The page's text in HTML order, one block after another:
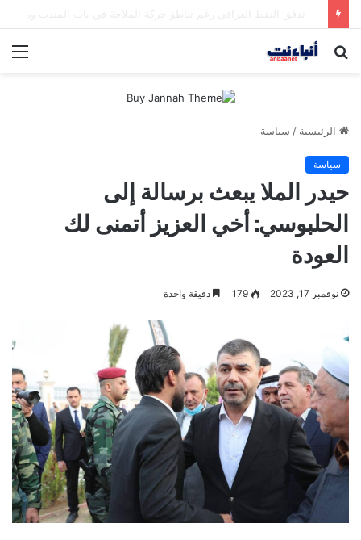
بحث
الرئيسية / سياسة
سياسة
حيدر الملا يبعث برسالة إلى
الحلبوسي: أخي العزيز أتمنى لك
العودة
نوفمبر 17, 2023 179 دقيقة واحدة